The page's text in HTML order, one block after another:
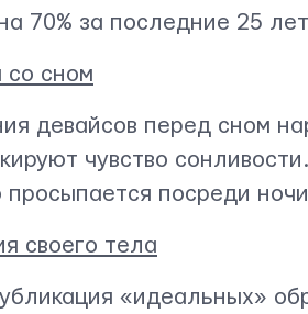
70% за последние 25
сном
девайсов перед сном
чувство
просыпается посреди
своего тела
«идеальных»